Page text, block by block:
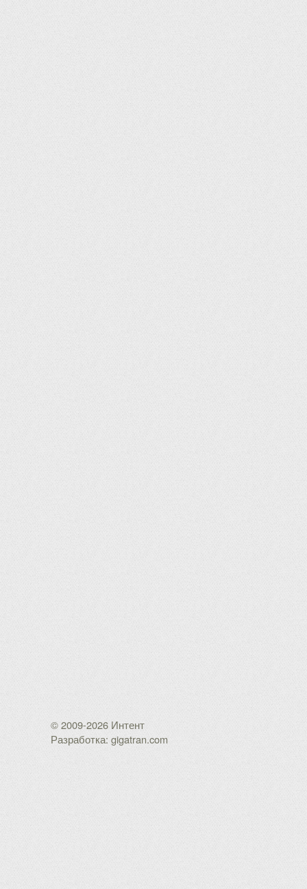
© 2009-2026 Интент
Разработка: gigatran.com